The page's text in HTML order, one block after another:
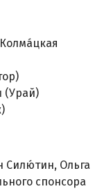
(Урай)
Силю́тин, Ольга
спонсора